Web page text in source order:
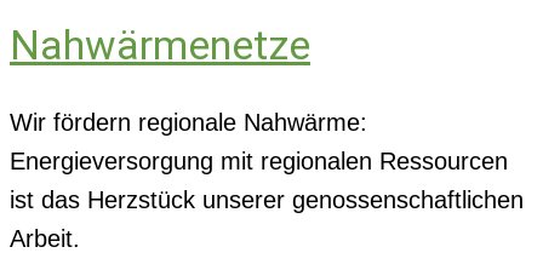
Nahwärmenetze
Wir fördern regionale Nahwärme:
Energieversorgung mit regionalen Ressourcen
ist das Herzstück unserer genossenschaftlichen
Arbeit.